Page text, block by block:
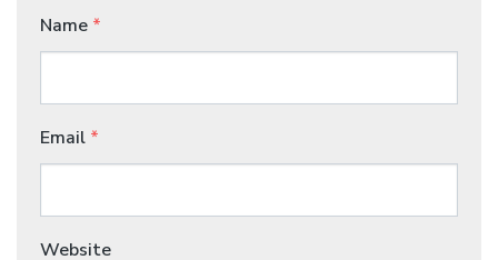
Name *
Email *
Website